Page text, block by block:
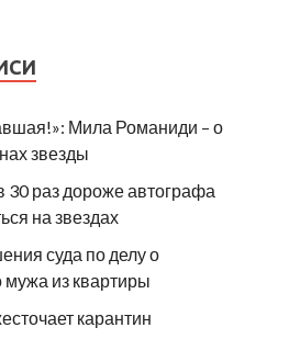
Мила Романиди – о
звезды
30 раз дороже автографа
на звездах
суда по делу о
из квартиры
карантин